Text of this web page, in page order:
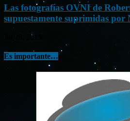
Las fotografías OVNI de
supuestamente suprimidas por
Jul 23, 2015
Es importante…